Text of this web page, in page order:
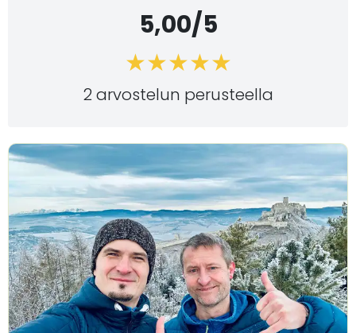
5,00/5
2 arvostelun perusteella